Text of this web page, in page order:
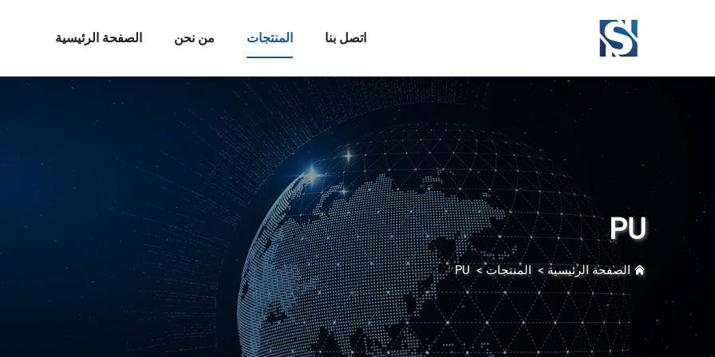
الصفحة الرئيسية من نحن المنتجات اتصل بنا
PU
الصفحة الرئيسية > المنتجات>
PU